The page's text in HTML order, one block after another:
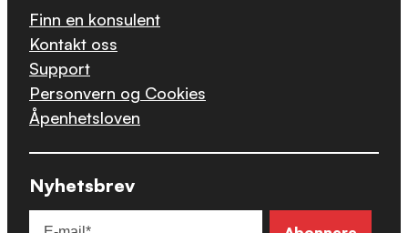
Finn en konsulent
Kontakt oss
Support
Personvern og Cookies
Åpenhetsloven
Nyhetsbrev